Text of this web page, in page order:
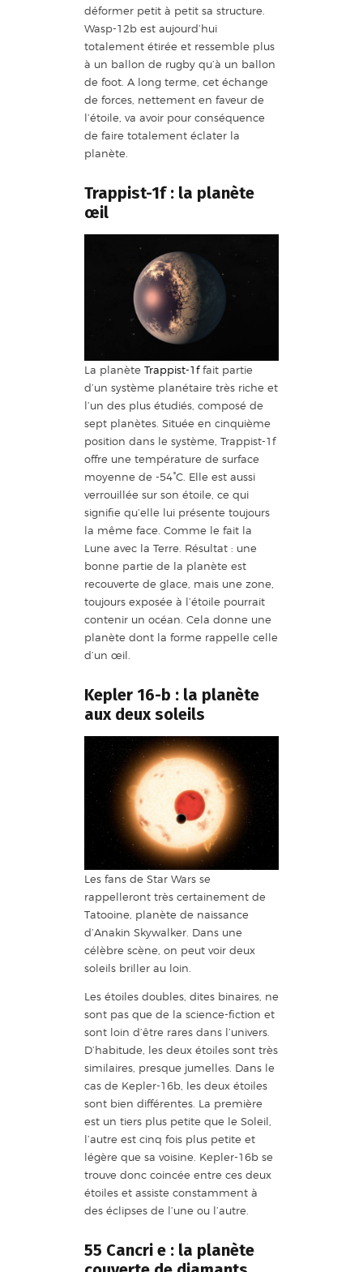
déformer petit à petit sa structure.
Wasp-12b est aujourd’hui
totalement étirée et ressemble plus
à un ballon de rugby qu’à un ballon
de foot. A long terme, cet échange
de forces, nettement en faveur de
l’étoile, va avoir pour conséquence
de faire totalement éclater la
planète.
Trappist-1f : la planète
œil
La planète Trappist-1ffait partie
d’un système planétaire très riche et
l’un des plus étudiés, composé de
sept planètes. Située en cinquième
position dans le système, Trappist-1f
offre une température de surface
moyenne de -54°C. Elle est aussi
verrouillée sur son étoile, ce qui
signifie qu’elle lui présente toujours
la même face. Comme le fait la
Lune avec la Terre. Résultat : une
bonne partie de la planète est
recouverte de glace, mais une zone,
toujours exposée à l’étoile pourrait
contenir un océan. Cela donne une
planète dont la forme rappelle celle
d’un œil.
Kepler 16-b : la planète
aux deux soleils
Les fans de Star Wars se
rappelleront très certainement de
Tatooine, planète de naissance
d’Anakin Skywalker. Dans une
célèbre scène, on peut voir deux
soleils briller au loin.
Les étoiles doubles, dites binaires, ne
sont pas que de la science-fiction et
sont loin d’être rares dans l’univers.
D’habitude, les deux étoiles sont très
similaires, presque jumelles. Dans le
cas de Kepler-16b, les deux étoiles
sont bien différentes. La première
est un tiers plus petite que le Soleil,
l’autre est cinq fois plus petite et
légère que sa voisine. Kepler-16b se
trouve donc coincée entre ces deux
étoiles et assiste constamment à
des éclipses de l’une ou l’autre.
55 Cancri e : la planète